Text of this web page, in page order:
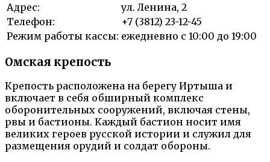
Адрес:
ул. Ленина, 2
Телефон:
+7 (3812) 23-12-45
Режим работы кассы: ежедневно с 10:00 до 19:00
Омская крепость
Крепость расположена на берегу Иртыша и
включает в себя обширный комплекс
оборонительных сооружений, включая стены,
рвы и бастионы. Каждый бастион носит имя
великих героев русской истории и служил для
размещения орудий и солдат обороны.